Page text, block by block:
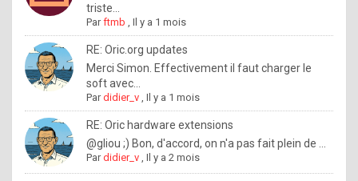
n
o
w
h
o
w
o
triste...
Parftmb ,Il y a 1 mois
RE: Oric.org updates
Merci Simon. Effectivement il faut charger le
soft avec...
Pardidier_v ,Il y a 1 mois
RE: Oric hardware extensions
@gliou ;) Bon, d'accord, on n'a pas fait plein de ...
Pardidier_v ,Il y a 2 mois